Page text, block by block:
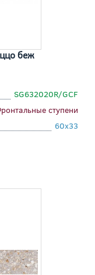
беж
SG632020R/GCF
ступени
60x33